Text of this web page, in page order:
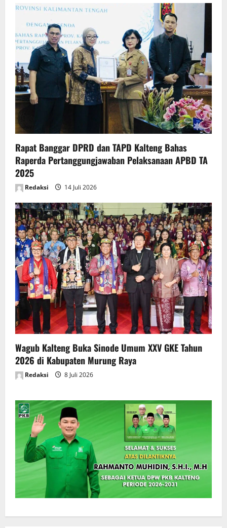
Rapat Banggar DPRD dan TAPD Kalteng Bahas
Raperda Pertanggungjawaban Pelaksanaan APBD TA
2025
Redaksi 14 Juli 2026
Wagub Kalteng Buka Sinode Umum XXV GKE Tahun
2026 di Kabupaten Murung Raya
Redaksi 8 Juli 2026